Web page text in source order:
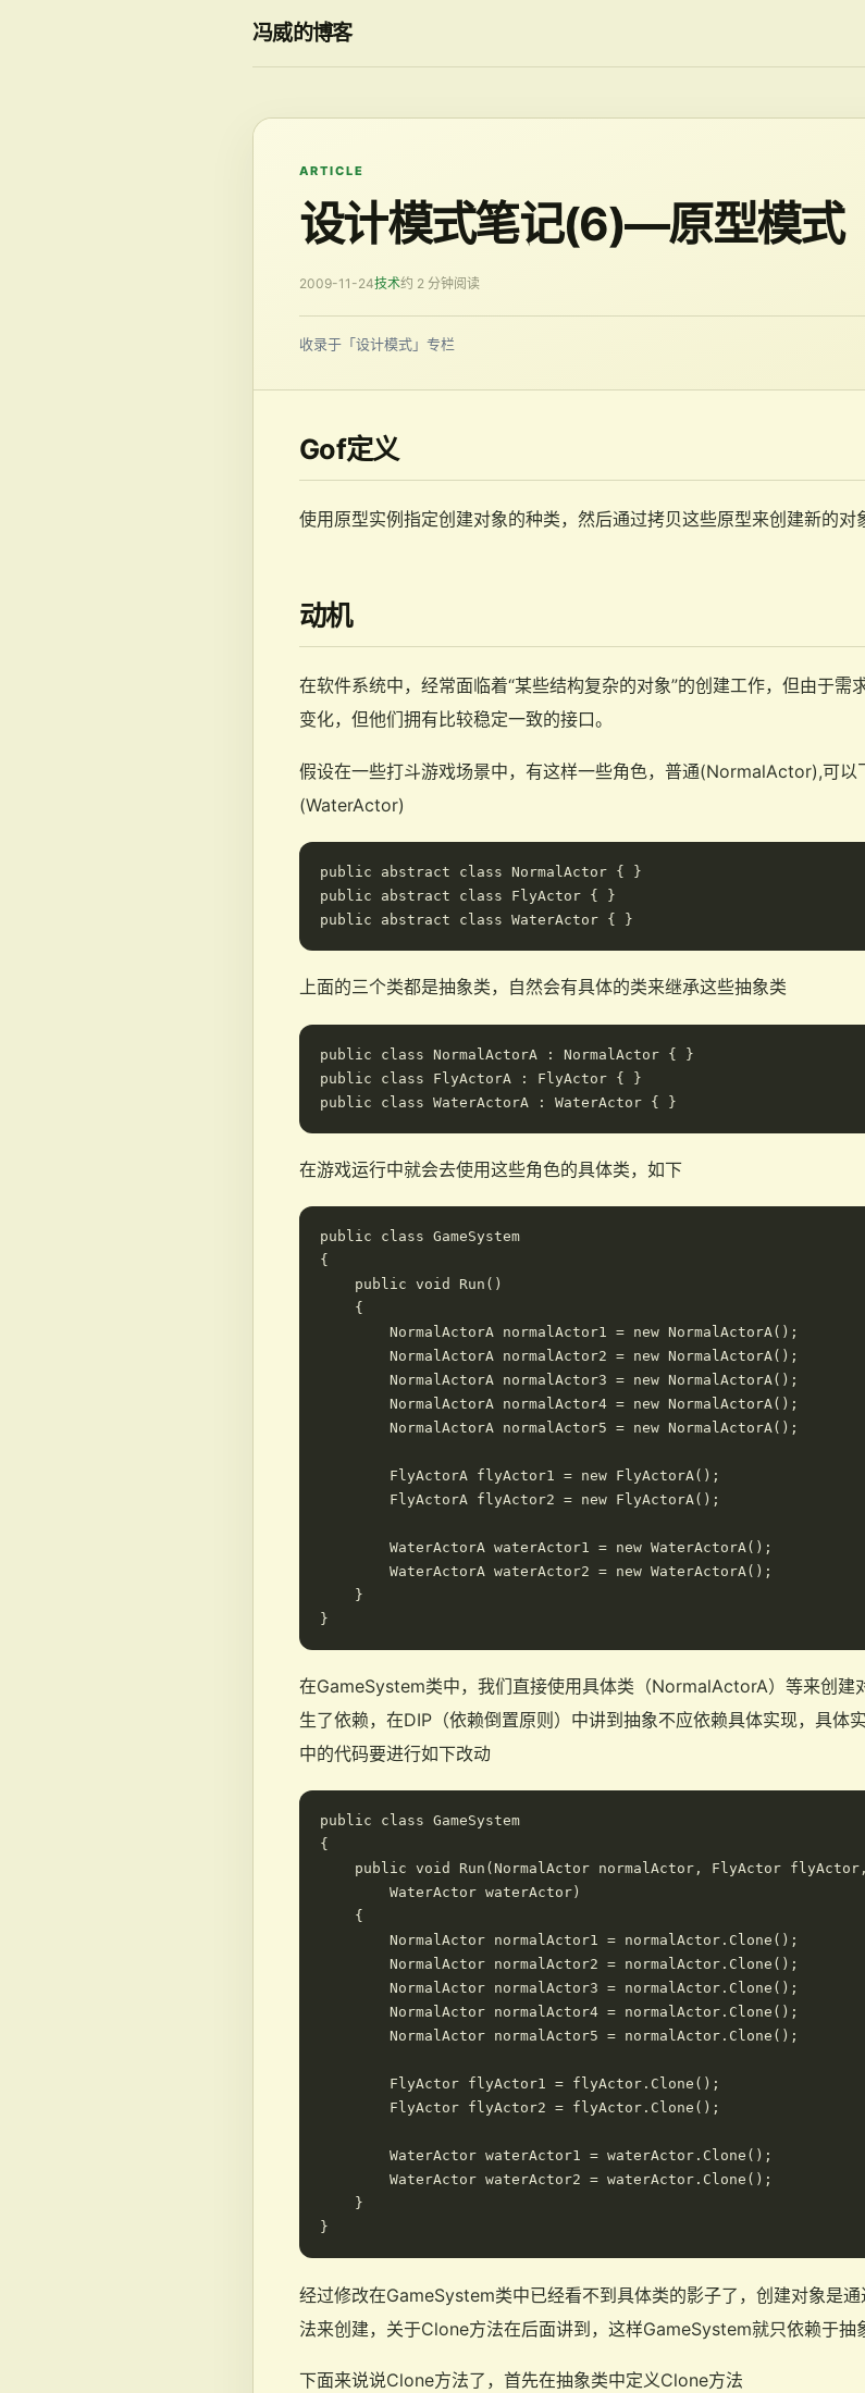
冯威的博客
ARTICLE
设计模式笔记(6)—原型模式
2009-11-24技术约 2 分钟阅读
收录于「设计模式」专栏
Gof定义
使用原型实例指定创建对象的种类，然后通过拷贝这些原型来创建新的对
动机
在软件系统中，经常面临着“某些结构复杂的对象”的创建工作，但由于需
变化，但他们拥有比较稳定一致的接口。
假设在一些打斗游戏场景中，有这样一些角色，普通(NormalActor),可
(WaterActor)
public abstract class NormalActor { }
public abstract class FlyActor { }
上面的三个类都是抽象类，自然会有具体的类来继承这些抽象类
public class NormalActorA : NormalActor { }
public class FlyActorA : FlyActor { }
在游戏运行中就会去使用这些角色的具体类，如下
public class GameSystem
{
    public void Run()
    {
        NormalActorA normalActor1 = new NormalActorA();
        NormalActorA normalActor2 = new NormalActorA();
        NormalActorA normalActor3 = new NormalActorA();
        NormalActorA normalActor4 = new NormalActorA();
        NormalActorA normalActor5 = new NormalActorA();
        FlyActorA flyActor1 = new FlyActorA();
        FlyActorA flyActor2 = new FlyActorA();
        WaterActorA waterActor1 = new WaterActorA();
        WaterActorA waterActor2 = new WaterActorA();
    }
在GameSystem类中，我们直接使用具体类（NormalActorA）等来创建
生了依赖，在DIP（依赖倒置原则）中讲到抽象不应依赖具体实现，具体
中的代码要进行如下改动
public class GameSystem
{
    public void Run(NormalActor normalActor, FlyActor flyActor,
        WaterActor waterActor)
    {
        NormalActor normalActor1 = normalActor.Clone();
        NormalActor normalActor2 = normalActor.Clone();
        NormalActor normalActor3 = normalActor.Clone();
        NormalActor normalActor4 = normalActor.Clone();
        NormalActor normalActor5 = normalActor.Clone();
        FlyActor flyActor1 = flyActor.Clone();
        FlyActor flyActor2 = flyActor.Clone();
        WaterActor waterActor1 = waterActor.Clone();
        WaterActor waterActor2 = waterActor.Clone();
    }
经过修改在GameSystem类中已经看不到具体类的影子了，创建对象是
法来创建，关于Clone方法在后面讲到，这样GameSystem就只依赖于抽
下面来说说Clone方法了，首先在抽象类中定义Clone方法